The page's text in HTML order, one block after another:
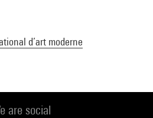
d’art moderne
are social